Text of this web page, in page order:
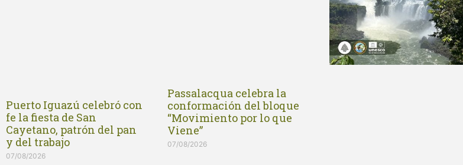
Puerto Iguazú celebró con
fe la fiesta de San
Cayetano, patrón del pan
y del trabajo
07/08/2026
Passalacqua celebra la
conformación del bloque
“Movimiento por lo que
Viene”
07/08/2026